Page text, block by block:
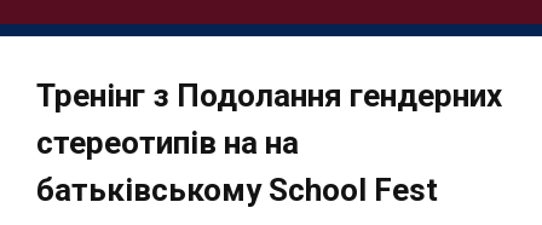
Тренінг з Подолання гендерних
стереотипів на на
батьківському School Fest